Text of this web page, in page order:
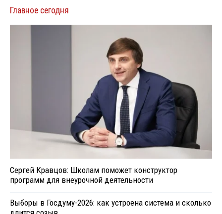
Главное сегодня
Сергей Кравцов: Школам поможет конструктор
программ для внеурочной деятельности
Выборы в Госдуму-2026: как устроена система и сколько